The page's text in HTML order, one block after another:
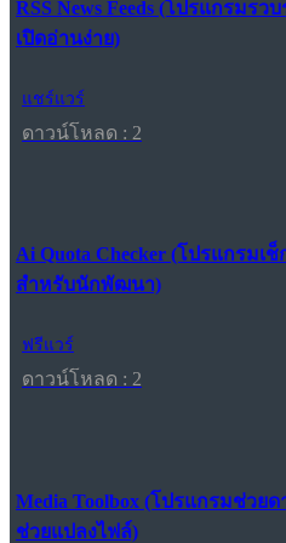
RSS News Feeds (โปรแกรมร
เปิดอ่านง่าย)
แชร์แวร์
ดาวน์โหลด : 2
Ai Quota Checker (โปรแกรมเ
สำหรับนักพัฒนา)
ฟรีแวร์
ดาวน์โหลด : 2
Media Toolbox (โปรแกรมช่วย
ช่วยแปลงไฟล์)